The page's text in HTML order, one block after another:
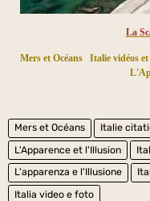
La
Mers et Océans Italie vidéos
Mers et Océans Italie
L'Apparence et l'Illusion
L'apparenza e l'Illusione
Italia video e foto